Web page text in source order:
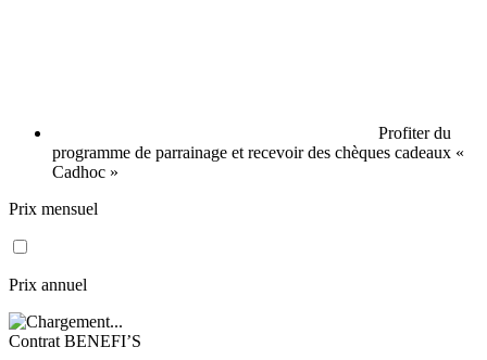
Profiter du
programme de parrainage et recevoir des chèques cadeaux «
Cadhoc »
Prix mensuel
Prix annuel
Contrat BENEFI’S